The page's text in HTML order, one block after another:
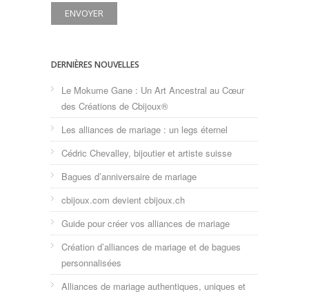
DERNIÈRES NOUVELLES
Le Mokume Gane : Un Art Ancestral au Cœur
des Créations de Cbijoux®
Les alliances de mariage : un legs éternel
Cédric Chevalley, bijoutier et artiste suisse
Bagues d’anniversaire de mariage
cbijoux.com devient cbijoux.ch
Guide pour créer vos alliances de mariage
Création d’alliances de mariage et de bagues
personnalisées
Alliances de mariage authentiques, uniques et